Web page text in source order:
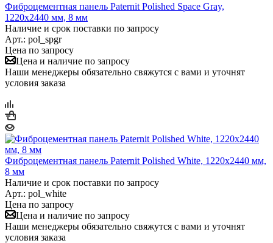
Фиброцементная панель Paternit Polished Space Gray,
1220х2440 мм, 8 мм
Наличие и срок поставки по запросу
Арт.: pol_spgr
Цена по запросу
Цена и наличие по запросу
Наши менеджеры обязательно свяжутся с вами и уточнят
условия заказа
Фиброцементная панель Paternit Polished White, 1220х2440 мм,
8 мм
Наличие и срок поставки по запросу
Арт.: pol_white
Цена по запросу
Цена и наличие по запросу
Наши менеджеры обязательно свяжутся с вами и уточнят
условия заказа